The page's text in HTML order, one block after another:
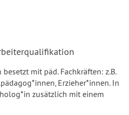
mit päd. Fachkräften: z.B.
Erzieher*innen. In
zusätzlich mit einem